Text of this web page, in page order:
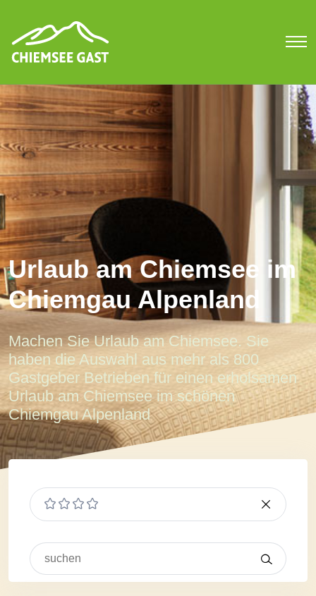
Urlaub am Chiemsee im
Chiemgau Alpenland
Machen Sie Urlaub am Chiemsee. Sie
haben die Auswahl aus mehr als 800
Gastgeber Betrieben für einen erholsamen
Urlaub am Chiemsee im schönen
Chiemgau Alpenland